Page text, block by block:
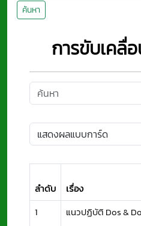
ค้นหา
การขับเคลื่
ลำดับ เรื่อง
1
แนวปฏิบัติ Dos &